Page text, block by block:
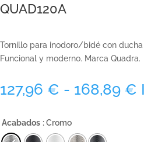
QUAD120A
Tornillo para inodoro/bidé con ducha
Funcional y moderno. Marca Quadra.
127,96 € - 168,89 €
Acabados : Cromo